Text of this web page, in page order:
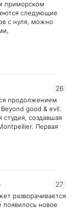
приморском
следующие
с нуля, можно
26
продолжением
good & evil.
студия, создавшая
Первая
27
разворачивается
появилось новое